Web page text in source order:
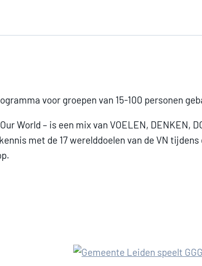
voor groepen van 15-100 personen
World – is een mix van VOELEN,
met de 17 werelddoelen van de VN